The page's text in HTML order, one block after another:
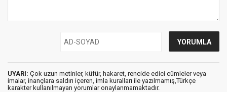
UYARI: Çok uzun metinler, küfür, hakaret, rencide edici cümleler veya
imalar, inançlara saldırı içeren, imla kuralları ile yazılmamış,Türkçe
karakter kullanılmayan yorumlar onaylanmamaktadır.